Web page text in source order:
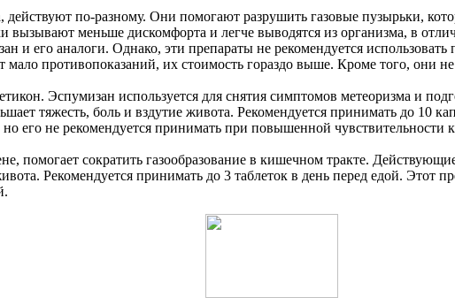
действуют по-разному. Они помогают разрушить газовые пузырьки,
вызывают меньше дискомфорта и легче выводятся из организма, в
и его аналоги. Однако, эти препараты не рекомендуется
противопоказаний, их стоимость гораздо выше. Кроме того, они
Эспумизан используется для снятия симптомов метеоризма и
тяжесть, боль и вздутие живота. Рекомендуется принимать до 10
но его не рекомендуется принимать при повышенной
помогает сократить газообразование в кишечном тракте.
Рекомендуется принимать до 3 таблеток в день перед едой. Этот